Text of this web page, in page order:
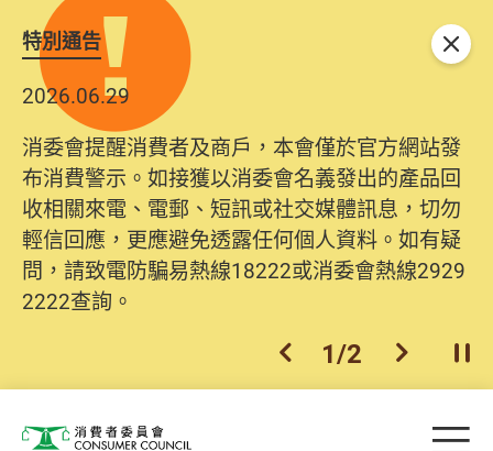
特別通告
2026.06.29
消委會提醒消費者及商戶，本會僅於官方網站發
布消費警示。如接獲以消委會名義發出的產品回
收相關來電、電郵、短訊或社交媒體訊息，切勿
輕信回應，更應避免透露任何個人資料。如有疑
問，請致電防騙易熱線18222或消委會熱線2929
2222查詢。
上一個
1/2 下一個開
關閉
目